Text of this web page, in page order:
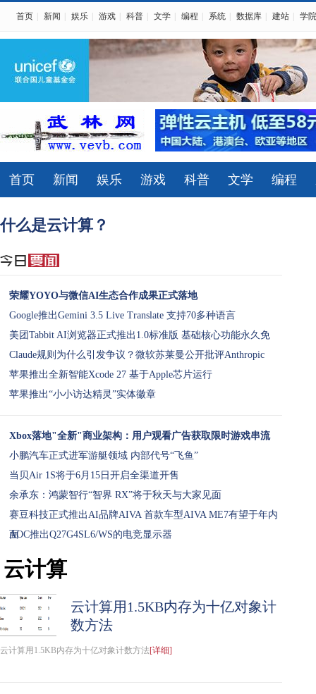
首页 新闻 娱乐 游戏 科普 文学 编程 系统 数据库 建站 学院
首页 新闻 娱乐 游戏 科普 文学 编程
什么是云计算？
荣耀YOYO与微信AI生态合作成果正式落地
Google推出Gemini 3.5 Live Translate 支持70多种语言
美团Tabbit AI浏览器正式推出1.0标准版 基础核心功能永久免
Claude规则为什么引发争议？微软苏莱曼公开批评Anthropic
苹果推出全新智能Xcode 27 基于Apple芯片运行
苹果推出“小小访达精灵”实体徽章
Xbox落地"全新"商业架构：用户观看广告获取限时游戏串流
小鹏汽车正式进军游艇领域 内部代号“飞鱼”
当贝Air 1S将于6月15日开启全渠道开售
余承东：鸿蒙智行“智界 RX”将于秋天与大家见面
赛豆科技正式推出AI品牌AIVA 首款车型AIVA ME7有望于年内
面
AOC推出Q27G4SL6/WS的电竞显示器
云计算
云计算用1.5KB内存为十亿对象计
数方法
云计算用1.5KB内存为十亿对象计数方法[详细]